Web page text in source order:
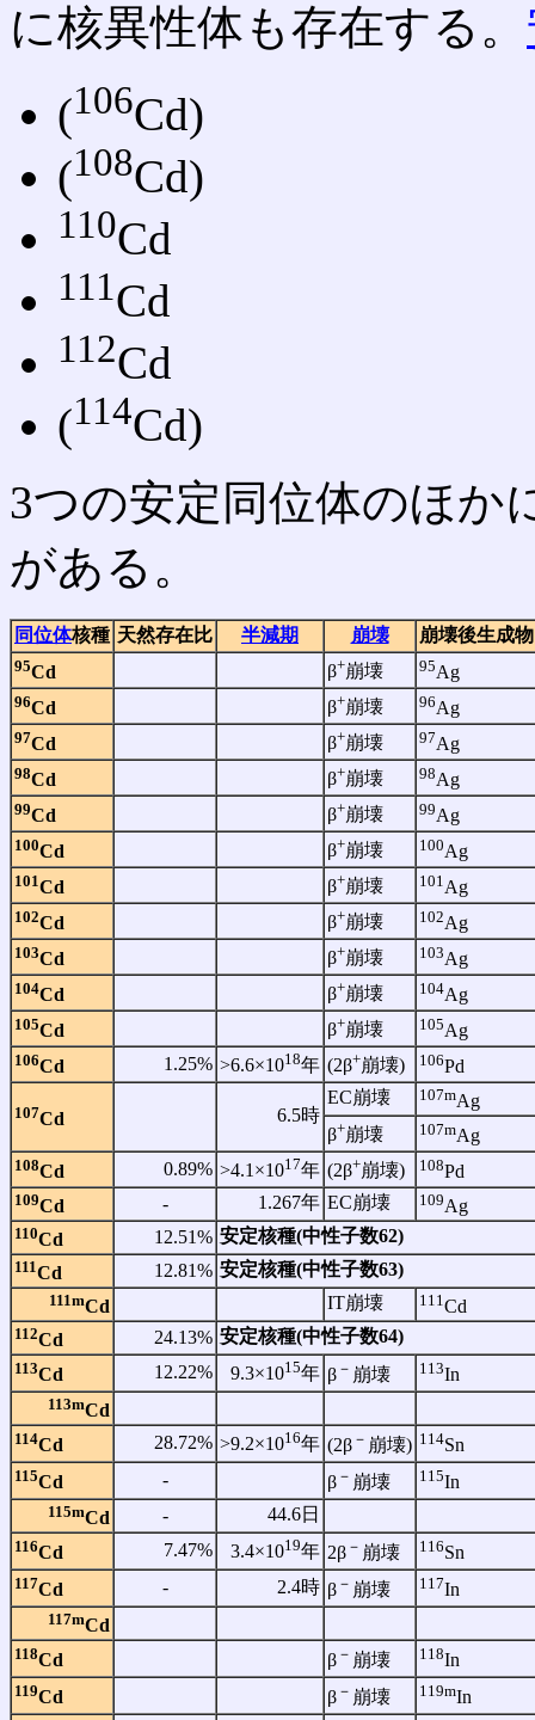
に核異性体も存在する。
(106Cd)
(108Cd)
110Cd
111Cd
112Cd
(114Cd)
3つの安定同位体のほか
がある。
同位体核種 天然存在比 半減期 崩壊 崩壊後生成物
95Cd β+崩壊 95Ag
96Cd β+崩壊 96Ag
97Cd β+崩壊 97Ag
98Cd β+崩壊 98Ag
99Cd β+崩壊 99Ag
100Cd β+崩壊 100Ag
101Cd β+崩壊 101Ag
102Cd β+崩壊 102Ag
103Cd β+崩壊 103Ag
104Cd β+崩壊 104Ag
105Cd β+崩壊 105Ag
106Cd 1.25% >6.6×1018年 (2β+崩壊) 106Pd
107Cd 6.5時
EC崩壊 107mAg
β+崩壊 107mAg
108Cd 0.89% >4.1×1017年 (2β+崩壊) 108Pd
109Cd ‐ 1.267年 EC崩壊 109Ag
110Cd 12.51% 安定核種(中性子数62)
111Cd 12.81% 安定核種(中性子数63)
111mCd IT崩壊 111Cd
112Cd 24.13% 安定核種(中性子数64)
113Cd 12.22% 9.3×1015年 β － 崩壊 113In
113mCd
114Cd 28.72% >9.2×1016年 (2β － 崩壊) 114Sn
115Cd ‐ β － 崩壊 115In
115mCd ‐ 44.6日
116Cd 7.47% 3.4×1019年 2β － 崩壊 116Sn
117Cd ‐ 2.4時 β － 崩壊 117In
117mCd
118Cd β － 崩壊 118In
119Cd β － 崩壊 119mIn